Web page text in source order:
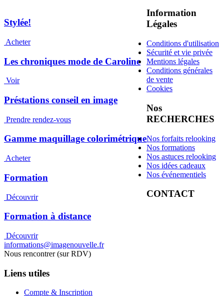
Stylée!
Acheter
Les chroniques mode de Caroline
Voir
Préstations conseil en image
Prendre rendez-vous
Gamme maquillage colorimétrique
Acheter
Formation
Découvrir
Formation à distance
Découvrir
Information
Légales
Conditions d'utilisation
Sécurité et vie privée
Mentions légales
Conditions générales
de vente
Cookies
Nos
RECHERCHES
Nos forfaits relooking
Nos formations
Nos astuces relooking
Nos idées cadeaux
Nos événementiels
CONTACT
informations@imagenouvelle.fr
Nous rencontrer (sur RDV)
Liens utiles
Compte & Inscription